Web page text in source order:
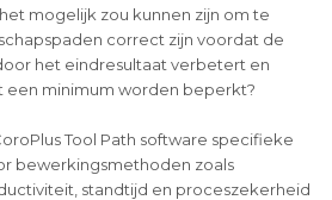
mogelijk zou kunnen zijn om te
correct zijn voordat de
het eindresultaat verbetert en
minimum worden beperkt?
Tool Path software specifieke
bewerkingsmethoden zoals
standtijd en proceszekerheid